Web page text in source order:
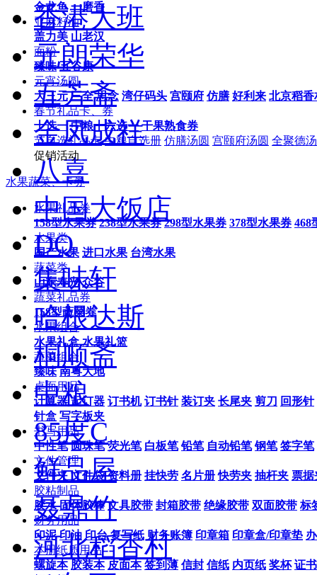
金龙鱼 一磨香
亚麻籽油
盖力美 山老汉
面粉
臻味 五谷康
元宵汤圆
大三元 三全 思念 湾仔码头 宫颐府 仿膳 好利来 北京稻香
春节礼品卡、券
十选一 中粮十六选一 干果熟食券
节自选礼品卡 中粮自选册 仿膳汤圆 宫颐府汤圆 全聚德
促销活动
水果蔬菜、卡券
水果礼品券
158型水果券 238型水果券 298型水果券 378型水果券 468
水果类
国产水果 进口水果 台湾水果
蔬菜类
山东寿光 众谷
蔬菜礼品券
158型蔬菜券
水果组合
水果礼盒 水果礼篮
蔬菜组合
臻味 南粤大地
桌面用品
计算器 起订器 订书机 订书针 装订夹 长尾夹 剪刀 回形针
针盒 写字板夹
书写用品
中性笔 圆珠笔 荧光笔 白板笔 铅笔 自动铅笔 钢笔 签字笔
文件管理
文件夹 文件袋 资料册 挂快劳 名片册 快劳夹 抽杆夹 票据
胶粘制品
胶水 固体胶棒 文具胶带 封箱胶带 绝缘胶带 双面胶带 标
财务用品
印泥 印油 印台 复写纸 财务账簿 印章箱 印章盒/印章垫
本册纸质用品
螺旋本 胶装本 皮面本 签到薄 信封 信纸 内页纸 奖杯 证书
香港大班
元朗荣华
五芳斋
金凤成祥
八喜
中国大饭店
DQ
集味轩
哈根达斯
桐顺斋
中粮
85度C
鲜品屋
聂鼎竹
河北稻香村